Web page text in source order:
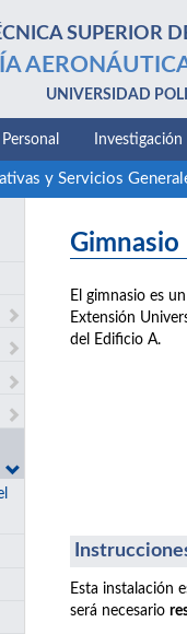
SUPERIOR
UNIVERSIDAD
Personal Investigación
y Servicios
Gimnasio
El gimnasio es
Extensión
del Edificio A.
Esta instalación
será necesario